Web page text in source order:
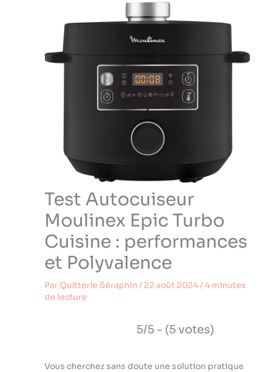
Test Autocuiseur
Moulinex Epic Turbo
Cuisine : performances
et Polyvalence
Par Quitterie Séraphin / 22 août 2024/4 minutes
de lecture
5/5 - (5 votes)
Vous cherchez sans doute une solution pratique